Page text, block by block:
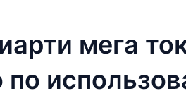
мега
по